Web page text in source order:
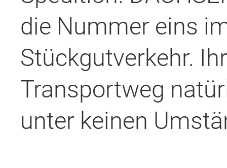
die Nummer eins
Stückgutverkehr.
Transportweg
unter keinen